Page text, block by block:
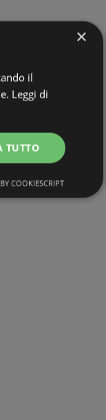
×
il
Leggi di
TUTTO
COOKIESCRIPT